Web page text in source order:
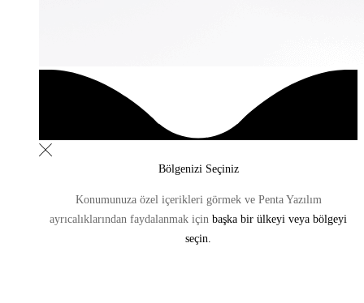
Bölgenizi Seçiniz
Konumunuza özel içerikleri görmek ve Penta Yazılım
ayrıcalıklarından faydalanmak için başka bir ülkeyi veya bölgeyi
seçin.